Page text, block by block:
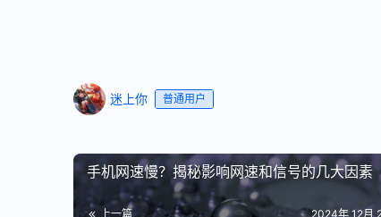
迷上你 普通用户
手机网速慢？揭秘影响网速和信号的几大因素
上一篇 2024年 12月